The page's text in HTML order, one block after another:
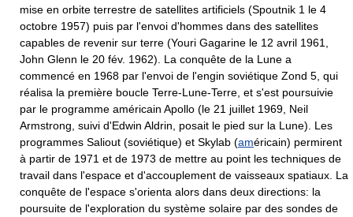
mise en orbite terrestre de satellites artificiels (Spoutnik 1 le 4
octobre 1957) puis par l'envoi d'hommes dans des satellites
capables de revenir sur terre (Youri Gagarine le 12 avril 1961,
John Glenn le 20 fév. 1962). La conquête de la Lune a
commencé en 1968 par l'envoi de l'engin soviétique Zond 5, qui
réalisa la première boucle Terre-Lune-Terre, et s'est poursuivie
par le programme américain Apollo (le 21 juillet 1969, Neil
Armstrong, suivi d'Edwin Aldrin, posait le pied sur la Lune). Les
programmes Saliout (soviétique) et Skylab (américain) permirent
à partir de 1971 et de 1973 de mettre au point les techniques de
travail dans l'espace et d'accouplement de vaisseaux spatiaux. La
conquête de l'espace s'orienta alors dans deux directions: la
poursuite de l'exploration du système solaire par des sondes de